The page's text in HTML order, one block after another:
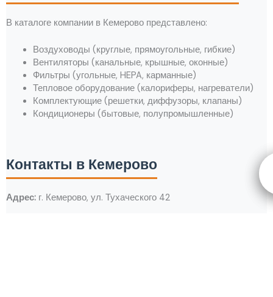
В каталоге компании в Кемерово представлено:
Воздуховоды (круглые, прямоугольные, гибкие)
Вентиляторы (канальные, крышные, оконные)
Фильтры (угольные, HEPA, карманные)
Тепловое оборудование (калориферы, нагреватели)
Комплектующие (решетки, диффузоры, клапаны)
Кондиционеры (бытовые, полупромышленные)
Контакты в Кемерово
Адрес: г. Кемерово, ул. Тухаческого 42